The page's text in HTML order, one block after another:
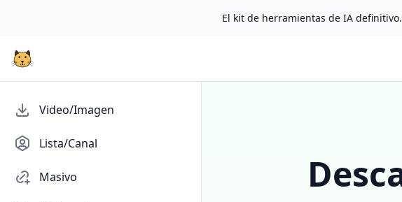
El kit de herramientas de IA
Video/Imagen
Lista/Canal
Masivo